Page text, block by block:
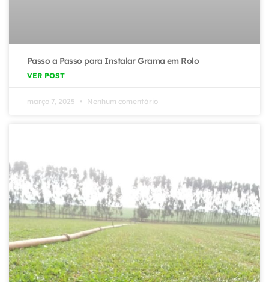
Passo a Passo para Instalar Grama em Rolo
VER POST
março 7, 2025 Nenhum comentário